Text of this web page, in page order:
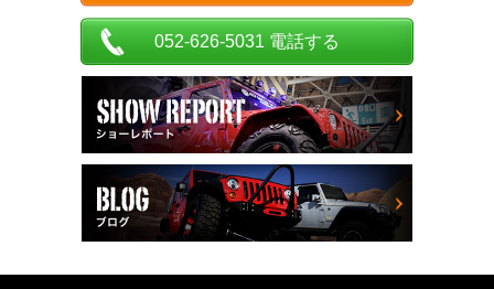
052-626-5031 電話する